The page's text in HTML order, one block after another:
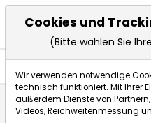
Cookies und
(Bitte wählen Sie
Wir verwenden notwendige
technisch funktioniert. Mit Ihrer
außerdem Dienste von
Videos, Reichweitenmessung